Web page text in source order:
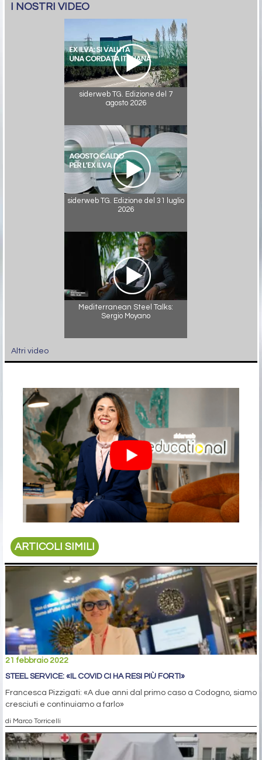
I NOSTRI VIDEO
siderweb TG. Edizione del 7
agosto 2026
siderweb TG. Edizione del 31 luglio
2026
Mediterranean Steel Talks:
Sergio Moyano
Altri video
ARTICOLI SIMILI
21 febbraio 2022
STEEL SERVICE: «IL COVID CI HA RESI PIÙ FORTI»
Francesca Pizzigati: «A due anni dal primo caso a Codogno, siamo
cresciuti e continuiamo a farlo»
di Marco Torricelli